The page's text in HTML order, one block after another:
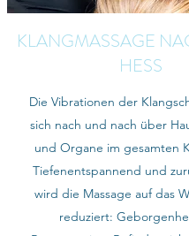
KLANGMASSAGE
HESS
Die Vibrationen der
sich nach und nach über
und Organe im gesamten
Tiefenentspannend und
wird die Massage auf das
reduziert: